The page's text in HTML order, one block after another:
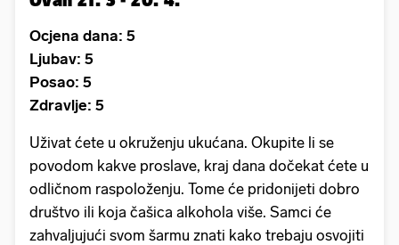
Ocjena dana: 5
Ljubav: 5
Posao: 5
Zdravlje: 5
Uživat ćete u okruženju ukućana. Okupite li se
povodom kakve proslave, kraj dana dočekat ćete u
odličnom raspoloženju. Tome će pridonijeti dobro
društvo ili koja čašica alkohola više. Samci će
zahvaljujući svom šarmu znati kako trebaju osvojiti